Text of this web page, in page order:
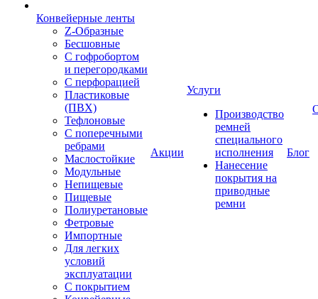
Конвейерные ленты
Z-Образные
Бесшовные
С гофробортом
и перегородками
С перфорацией
Пластиковые
(ПВХ)
Тефлоновые
С поперечными
ребрами
Маслостойкие
Модульные
Непищевые
Пищевые
Полиуретановые
Фетровые
Импортные
Для легких
условий
эксплуатации
С покрытием
Акции
Услуги
Производство
ремней
специального
исполнения
Нанесение
покрытия на
приводные
ремни
Блог